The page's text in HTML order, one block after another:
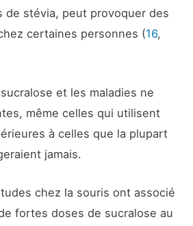
de stévia, peut provoquer des
certaines personnes (16,
et les maladies ne
même celles qui utilisent
à celles que la plupart
jamais.
chez la souris ont associé
fortes doses de sucralose au